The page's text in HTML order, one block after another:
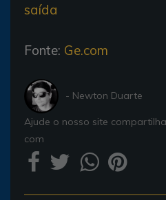
saída
Fonte: Ge.com
- Newton Duarte
Ajude o nosso site
com